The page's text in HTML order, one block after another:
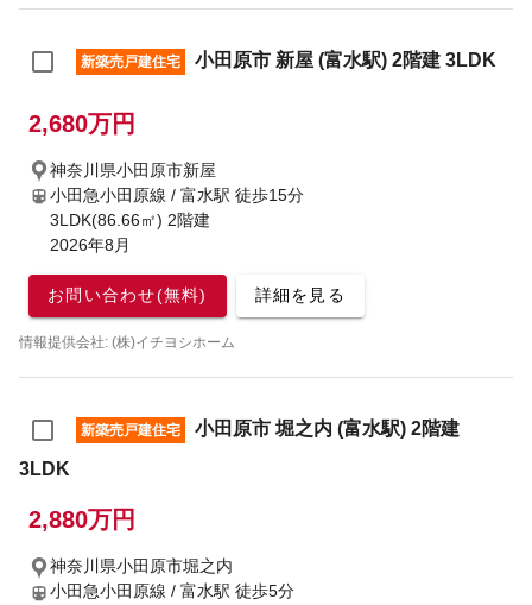
新築売戸建住宅 小田原市 新屋 (富水駅) 2階建 3LDK
2,680万円
神奈川県小田原市新屋
小田急小田原線 / 富水駅 徒歩15分
3LDK(86.66㎡) 2階建
2026年8月
お問い合わせ(無料) 詳細を見る
情報提供会社: (株)イチヨシホーム
新築売戸建住宅
小田原市 堀之内 (富水駅) 2階建
3LDK
2,880万円
神奈川県小田原市堀之内
小田急小田原線 / 富水駅 徒歩5分